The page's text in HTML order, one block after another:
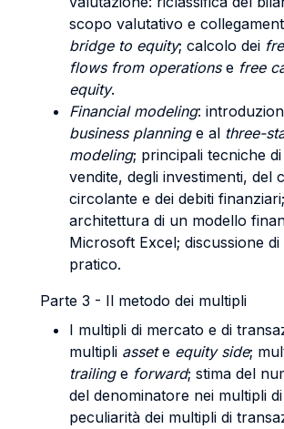
scopo valutativo e
bridge to equity; calcolo dei
flows from operationse free
equity.
Financial modeling:
business planninge al three-
modeling; principali tecniche
vendite, degli investimenti, del
circolante e dei debiti finanziari;
architettura di un modello
Microsoft Excel; discussione
pratico.
Parte 3 - Il metodo dei multipli
I multipli di mercato e di
multipli assete equity side;
trailinge forward; stima del
del denominatore nei multipli
peculiarità dei multipli di